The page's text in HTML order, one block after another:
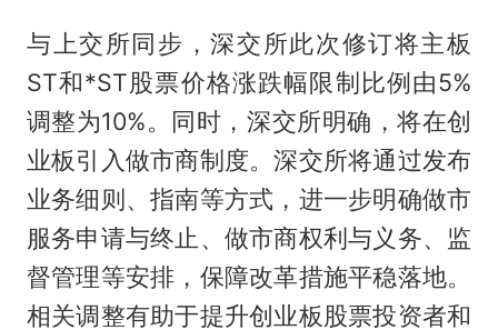
与上交所同步，深交所此次修订将主板
ST和*ST股票价格涨跌幅限制比例由5%
调整为10%。同时，深交所明确，将在创
业板引入做市商制度。深交所将通过发布
业务细则、指南等方式，进一步明确做市
服务申请与终止、做市商权利与义务、监
督管理等安排，保障改革措施平稳落地。
相关调整有助于提升创业板股票投资者和